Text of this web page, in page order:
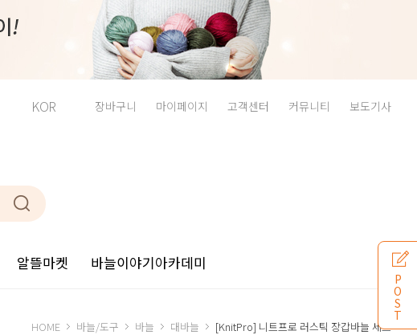
KOR 장바구니 마이페이지 고객센터 커뮤니티 보도기사
알뜰마켓 바늘이야기아카데미
HOME 바늘/도구 바늘 대바늘 [KnitPro] 니트프로 러스틱 장갑바늘 세트
P
O
S
T